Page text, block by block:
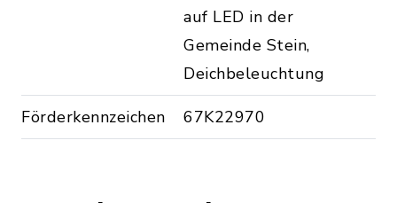
auf LED in der
Gemeinde Stein,
Deichbeleuchtung
Förderkennzeichen 67K22970